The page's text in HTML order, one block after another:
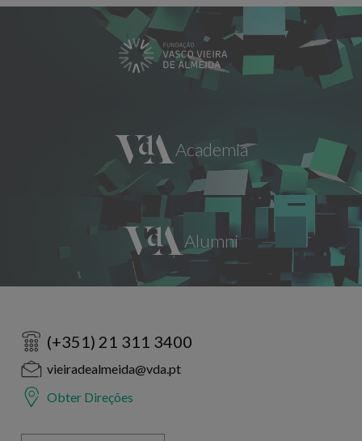
(+351) 21 311 3400
vieiradealmeida@vda.pt
Obter Direções